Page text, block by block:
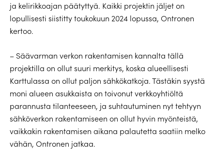
ja kelirikkoajan päätyttyä. Kaikki projektin jäljet on
lopullisesti siistitty toukokuun 2024 lopussa, Ontronen
kertoo.
– Säävarman verkon rakentamisen kannalta tällä
projektilla on ollut suuri merkitys, koska alueellisesti
Karttulassa on ollut paljon sähkökatkoja. Tästäkin syystä
moni alueen asukkaista on toivonut verkkoyhtiöltä
parannusta tilanteeseen, ja suhtautuminen nyt tehtyyn
sähköverkon rakentamiseen on ollut hyvin myönteistä,
vaikkakin rakentamisen aikana palautetta saatiin melko
vähän, Ontronen jatkaa.